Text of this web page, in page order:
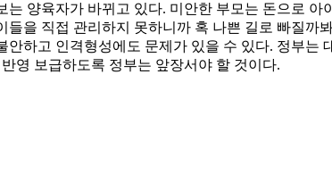
양육자가 바뀌고 있다. 미안한 부모는 돈으로
을 직접 관리하지 못하니까 혹 나쁜 길로 빠질
하고 인격형성에도 문제가 있을 수 있다. 정부
영 보급하도록 정부는 앞장서야 할 것이다.